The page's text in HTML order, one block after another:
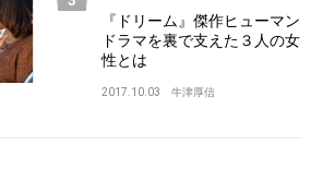
『ドリーム』傑作ヒューマン
ドラマを裏で支えた３人の女
性とは
2017.10.03 牛津厚信